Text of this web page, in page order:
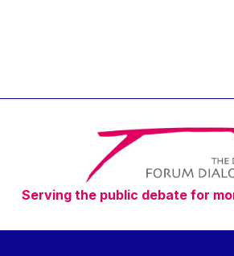
Timothy Radcliffe
Vaclav Klaus
Vassilios Skouris
Vítor Manuel da Silva
Viviane Reding
Walter Hagg
Serving the public debate for